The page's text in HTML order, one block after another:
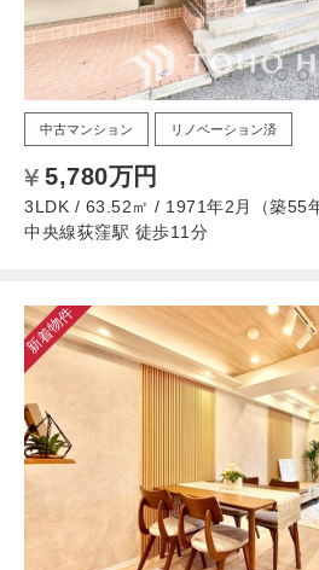
中古マンション リノベーション済
5,780万円
3LDK / 63.52㎡ / 1971年2月（築55年
中央線荻窪駅 徒歩11分
新着物件